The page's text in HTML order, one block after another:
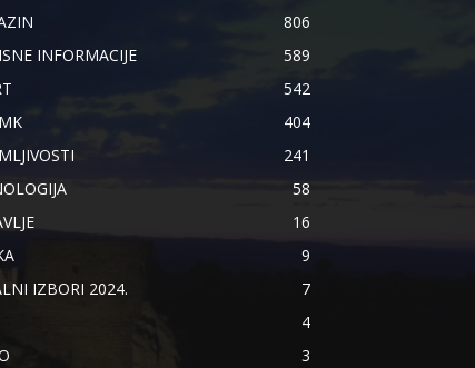
806
INFORMACIJE
589
542
404
241
58
16
9
IZBORI 2024.
7
4
3